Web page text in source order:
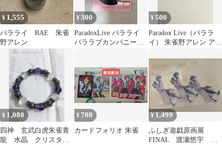
¥ 1,555
パラライ BAE 朱雀
野アレン
¥300
ParadoxLive パラライ
パララブカンパニー
¥500
Paradox Live（パララ
イ） 朱雀野アレン アク
¥ 1,080
四神 玄武白虎朱雀青
龍 水晶 クリスタル
¥ 788
カードフォリオ 朱雀
¥ 1,499
ふしぎ遊戯原画展
FINAL 渡瀬悠宇 ク